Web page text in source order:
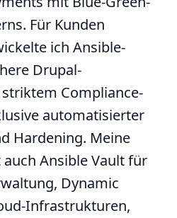
Für Kunden
ich Ansible-
Drupal-
Compliance-
automatisierter
Hardening. Meine
Ansible Vault für
Dynamic
Infrastrukturen,